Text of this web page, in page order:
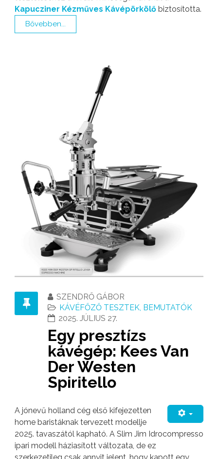
Kapucziner Kézműves Kávépörkölő biztosította.
Bővebben...
SZENDRŐ GÁBOR
KÁVÉFŐZŐ TESZTEK, BEMUTATÓK
2025. JÚLIUS 27.
Egy presztízs
kávégép: Kees Van
Der Westen
Spiritello
A jónevű holland cég első kifejezetten
home baristáknak tervezett modellje
2025. tavaszától kapható. A Slim Jim Idrocompresso
ipari modell háziasított változata, de ez